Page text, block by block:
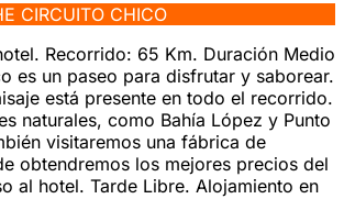
CIRCUITO CHICO
Recorrido: 65 Km. Duración Medio
es un paseo para disfrutar y saborear.
está presente en todo el recorrido.
naturales, como Bahía López y Punto
visitaremos una fábrica de
obtendremos los mejores precios del
al hotel. Tarde Libre. Alojamiento en